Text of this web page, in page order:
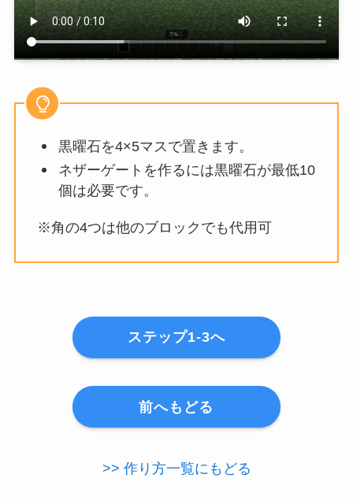
黒曜石を4×5マスで置きます。
ネザーゲートを作るには黒曜石が最低10
個は必要です。
※角の4つは他のブロックでも代用可
ステップ1-3へ
前へもどる
>> 作り方一覧にもどる